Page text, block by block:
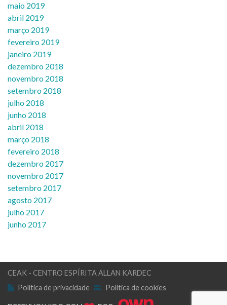
maio 2019
abril 2019
março 2019
fevereiro 2019
janeiro 2019
dezembro 2018
novembro 2018
setembro 2018
julho 2018
junho 2018
abril 2018
março 2018
fevereiro 2018
dezembro 2017
novembro 2017
setembro 2017
agosto 2017
julho 2017
junho 2017
CEAK - CENTRO ESPÍRITA ALLAN KARDEC
Política de privacidade
Política de cookies